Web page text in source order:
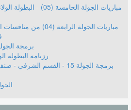
مباريات الجولة الخامسة
مباريات الجولة الرابعة
برمجة الجولة 03 فئة أقل من
رزنامة البطولة
برمجة الجولة 15 - القسم